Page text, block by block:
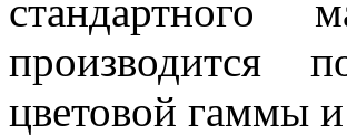
производится
цветовой гаммы и